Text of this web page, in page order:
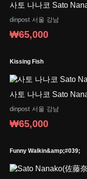
사토 나나코 Sato
dinpost 서울 강남
₩65,000
Kissing Fish
사토 나나코 Sato
dinpost 서울 강남
₩65,000
Funny Walkin&amp;#039;